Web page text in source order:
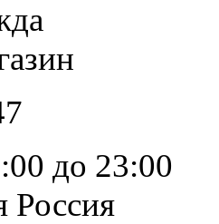
до 23:00
Россия